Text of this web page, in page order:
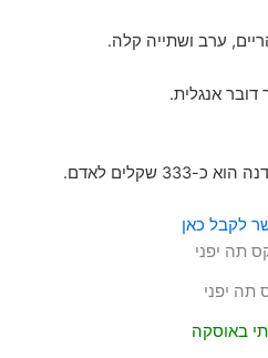
ערב ושתייה קלה.
אנגלית.
שקלים לאדם.
לקבל כאן
תה יפני
באוסקה